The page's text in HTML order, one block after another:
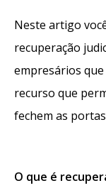
Neste artigo
recuperação
empresários que
recurso que
fechem as
O que é